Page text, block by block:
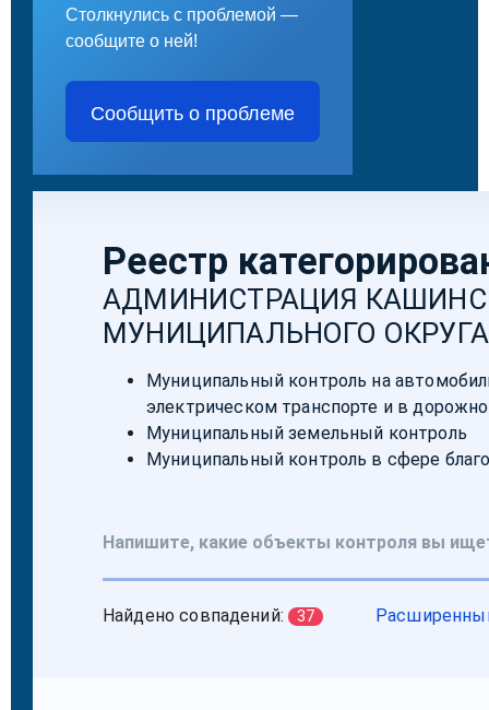
Столкнулись с проблемой —
сообщите о ней!
Сообщить о проблеме